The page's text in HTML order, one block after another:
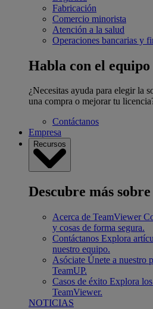
Fabricación
Comercio minorista
Atención a la salud
Operaciones bancarias y
Habla con el equipo
¿Necesitas ayuda para elegir la
una compra o mejorar tu
Contáctanos
Empresa
Recursos
Descubre más
Acerca de TeamViewer
y cosas de forma segura.
Contáctanos Explora
nuestro equipo.
Asóciate Únete a nuestro
TeamUP.
Casos de éxito Explora
TeamViewer.
NOTICIAS